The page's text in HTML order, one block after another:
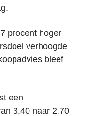
procent hoger
verhoogde
bleef
een
3,40 naar 2,70